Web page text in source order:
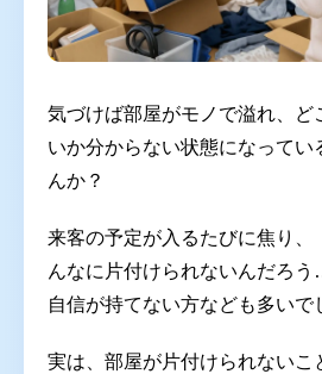
茨城県
気づけば部屋がモノで溢れ、ど
いか分からない状態になってい
んか？
来客の予定が入るたびに焦り、
んなに片付けられないんだろ
自信が持てない方なども多いで
実は、部屋が片付けられないこ